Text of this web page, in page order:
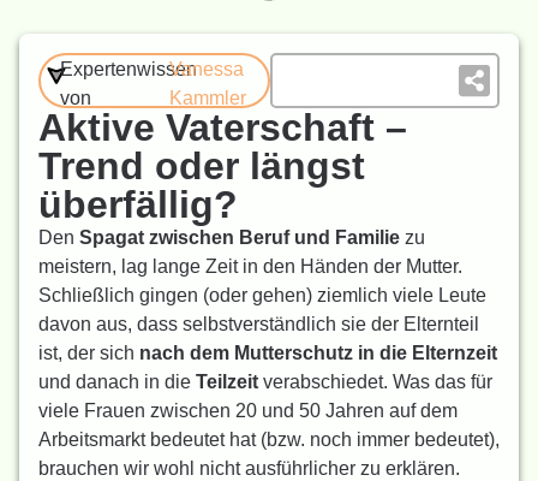
Expertenwissen
von
Vanessa
Kammler
Aktive Vaterschaft –
Trend oder längst
überfällig?
Den Spagat zwischen Beruf und Familie zu
meistern, lag lange Zeit in den Händen der Mutter.
Schließlich gingen (oder gehen) ziemlich viele Leute
davon aus, dass selbstverständlich sie der Elternteil
ist, der sich nach dem Mutterschutz in die Elternzeit
und danach in die Teilzeit verabschiedet. Was das für
viele Frauen zwischen 20 und 50 Jahren auf dem
Arbeitsmarkt bedeutet hat (bzw. noch immer bedeutet),
brauchen wir wohl nicht ausführlicher zu erklären.